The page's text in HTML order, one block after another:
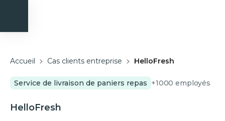
Accueil Cas clients entreprise HelloFresh
Service de livraison de paniers repas +1000 employés
HelloFresh